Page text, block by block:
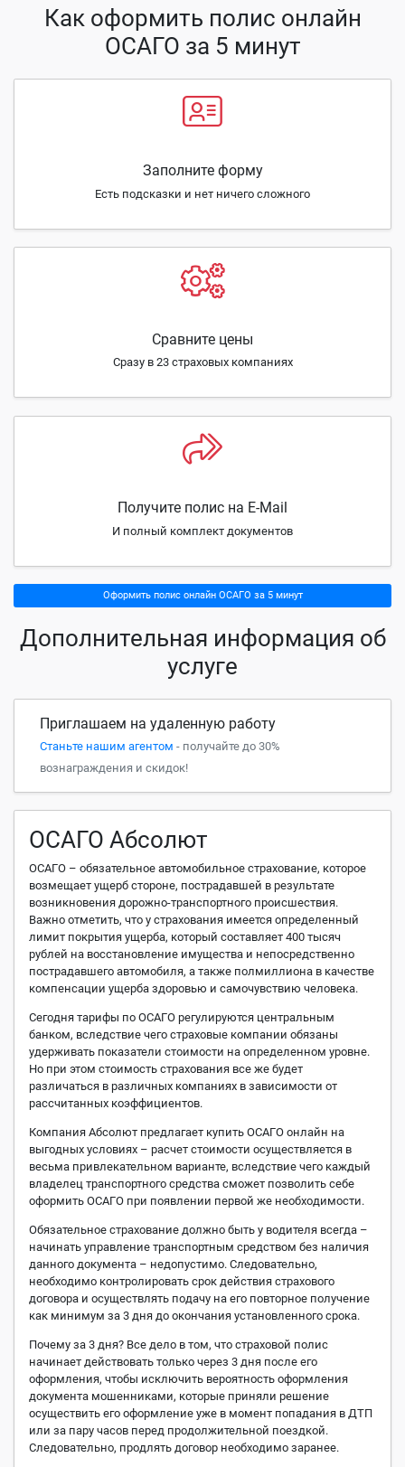
Как оформить полис онлайн
ОСАГО за 5 минут
Заполните форму
Есть подсказки и нет ничего сложного
Сравните цены
Сразу в 23 страховых компаниях
Получите полис на E-Mail
И полный комплект документов
Оформить полис онлайн ОСАГО за 5 минут
Дополнительная информация об
услуге
Приглашаем на удаленную работу
Станьте нашим агентом - получайте до 30%
вознаграждения и скидок!
ОСАГО Абсолют
ОСАГО – обязательное автомобильное страхование, которое
возмещает ущерб стороне, пострадавшей в результате
возникновения дорожно-транспортного происшествия.
Важно отметить, что у страхования имеется определенный
лимит покрытия ущерба, который составляет 400 тысяч
рублей на восстановление имущества и непосредственно
пострадавшего автомобиля, а также полмиллиона в качестве
компенсации ущерба здоровью и самочувствию человека.
Сегодня тарифы по ОСАГО регулируются центральным
банком, вследствие чего страховые компании обязаны
удерживать показатели стоимости на определенном уровне.
Но при этом стоимость страхования все же будет
различаться в различных компаниях в зависимости от
рассчитанных коэффициентов.
Компания Абсолют предлагает купить ОСАГО онлайн на
выгодных условиях – расчет стоимости осуществляется в
весьма привлекательном варианте, вследствие чего каждый
владелец транспортного средства сможет позволить себе
оформить ОСАГО при появлении первой же необходимости.
Обязательное страхование должно быть у водителя всегда –
начинать управление транспортным средством без наличия
данного документа – недопустимо. Следовательно,
необходимо контролировать срок действия страхового
договора и осуществлять подачу на его повторное получение
как минимум за 3 дня до окончания установленного срока.
Почему за 3 дня? Все дело в том, что страховой полис
начинает действовать только через 3 дня после его
оформления, чтобы исключить вероятность оформления
документа мошенниками, которые приняли решение
осуществить его оформление уже в момент попадания в ДТП
или за пару часов перед продолжительной поездкой.
Следовательно, продлять договор необходимо заранее.